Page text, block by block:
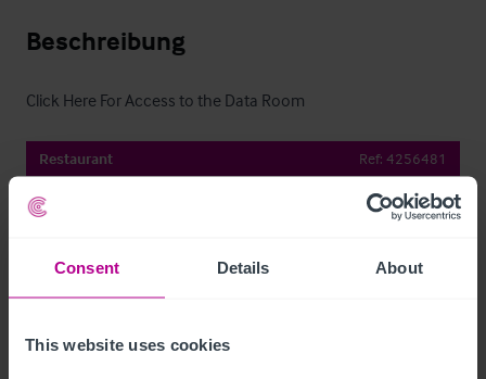
Consent Details About
This website uses cookies
Beschreibung
Click Here For Access to the Data Room
Restaurant Ref: 4256481
Per E-Mail Teilen